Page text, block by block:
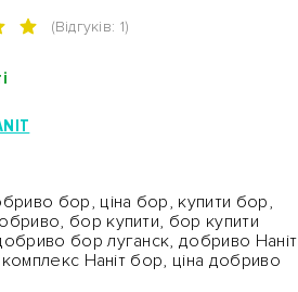
(Відгуків: 1)
бор, ціна бор, купити бор,
бор купити, бор купити
бор луганск, добриво Наніт
комплекс Наніт бор, ціна добриво